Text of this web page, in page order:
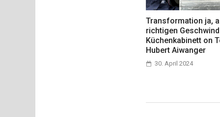
Transformation ja,
richtigen
Küchenkabinett on
Hubert Aiwanger
30. April 2024